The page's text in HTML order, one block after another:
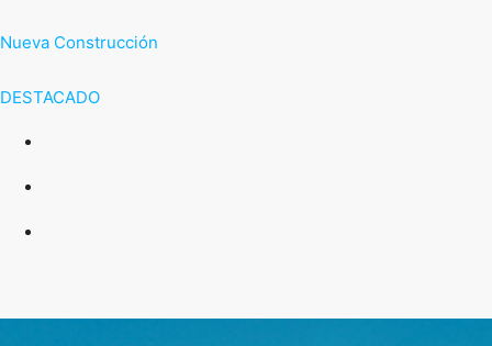
Nueva Construcción
DESTACADO